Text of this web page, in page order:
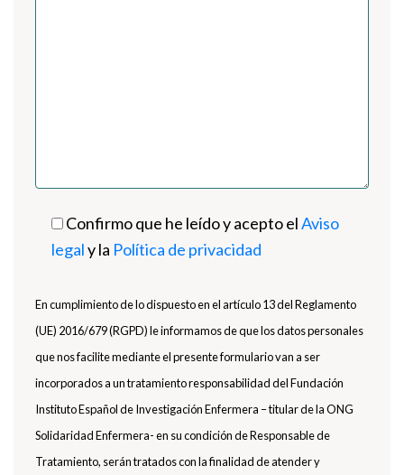
Confirmo que he leído y acepto elAviso
legaly la Política de privacidad
En cumplimiento de lo dispuesto en el artículo 13 del Reglamento
(UE) 2016/679 (RGPD) le informamos de que los datos personales
que nos facilite mediante el presente formulario van a ser
incorporados a un tratamiento responsabilidad del Fundación
Instituto Español de Investigación Enfermera – titular de la ONG
Solidaridad Enfermera- en su condición de Responsable de
Tratamiento, serán tratados con la finalidad de atender y